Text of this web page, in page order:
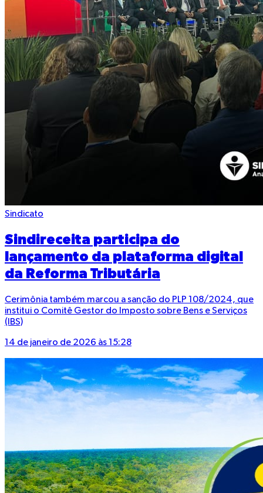
Sindicato
Sindireceita participa do
lançamento da plataforma digital
da Reforma Tributária
Cerimônia também marcou a sanção do PLP 108/2024, que
institui o Comitê Gestor do Imposto sobre Bens e Serviços
(IBS)
14 de janeiro de 2026 às 15:28